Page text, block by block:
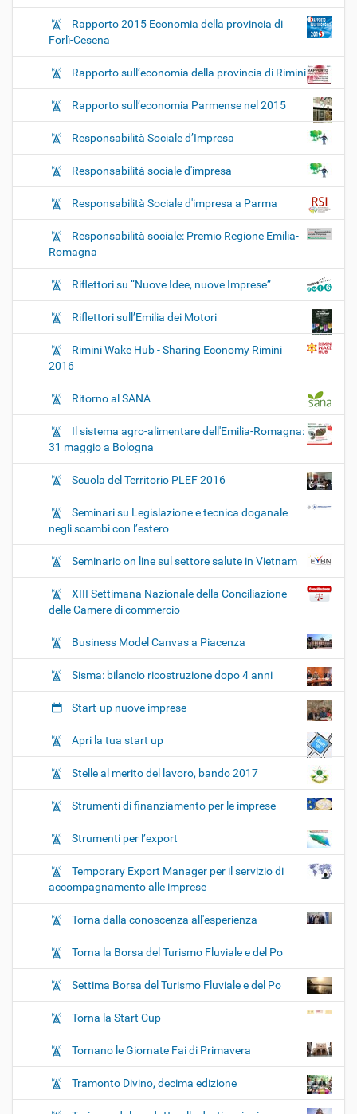
Rapporto 2015 Economia della provincia di
Forlì-Cesena
Rapporto sull’economia della provincia di Rimini
Rapporto sull’economia Parmense nel 2015
Responsabilità Sociale d’Impresa
Responsabilità sociale d'impresa
Responsabilità Sociale d'impresa a Parma
Responsabilità sociale: Premio Regione Emilia-
Romagna
Riflettori su “Nuove Idee, nuove Imprese”
Riflettori sull’Emilia dei Motori
Rimini Wake Hub - Sharing Economy Rimini
2016
Ritorno al SANA
Il sistema agro-alimentare dell'Emilia-Romagna:
31 maggio a Bologna
Scuola del Territorio PLEF 2016
Seminari su Legislazione e tecnica doganale
negli scambi con l’estero
Seminario on line sul settore salute in Vietnam
XIII Settimana Nazionale della Conciliazione
delle Camere di commercio
Business Model Canvas a Piacenza
Sisma: bilancio ricostruzione dopo 4 anni
Start-up nuove imprese
Apri la tua start up
Stelle al merito del lavoro, bando 2017
Strumenti di finanziamento per le imprese
Strumenti per l’export
Temporary Export Manager per il servizio di
accompagnamento alle imprese
Torna dalla conoscenza all'esperienza
Torna la Borsa del Turismo Fluviale e del Po
Settima Borsa del Turismo Fluviale e del Po
Torna la Start Cup
Tornano le Giornate Fai di Primavera
Tramonto Divino, decima edizione